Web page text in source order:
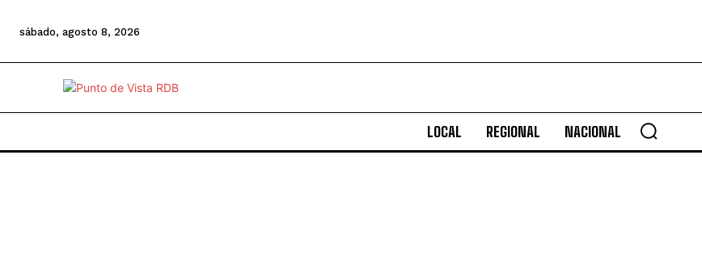
sábado, agosto 8, 2026
LOCAL REGIONAL NACIONAL